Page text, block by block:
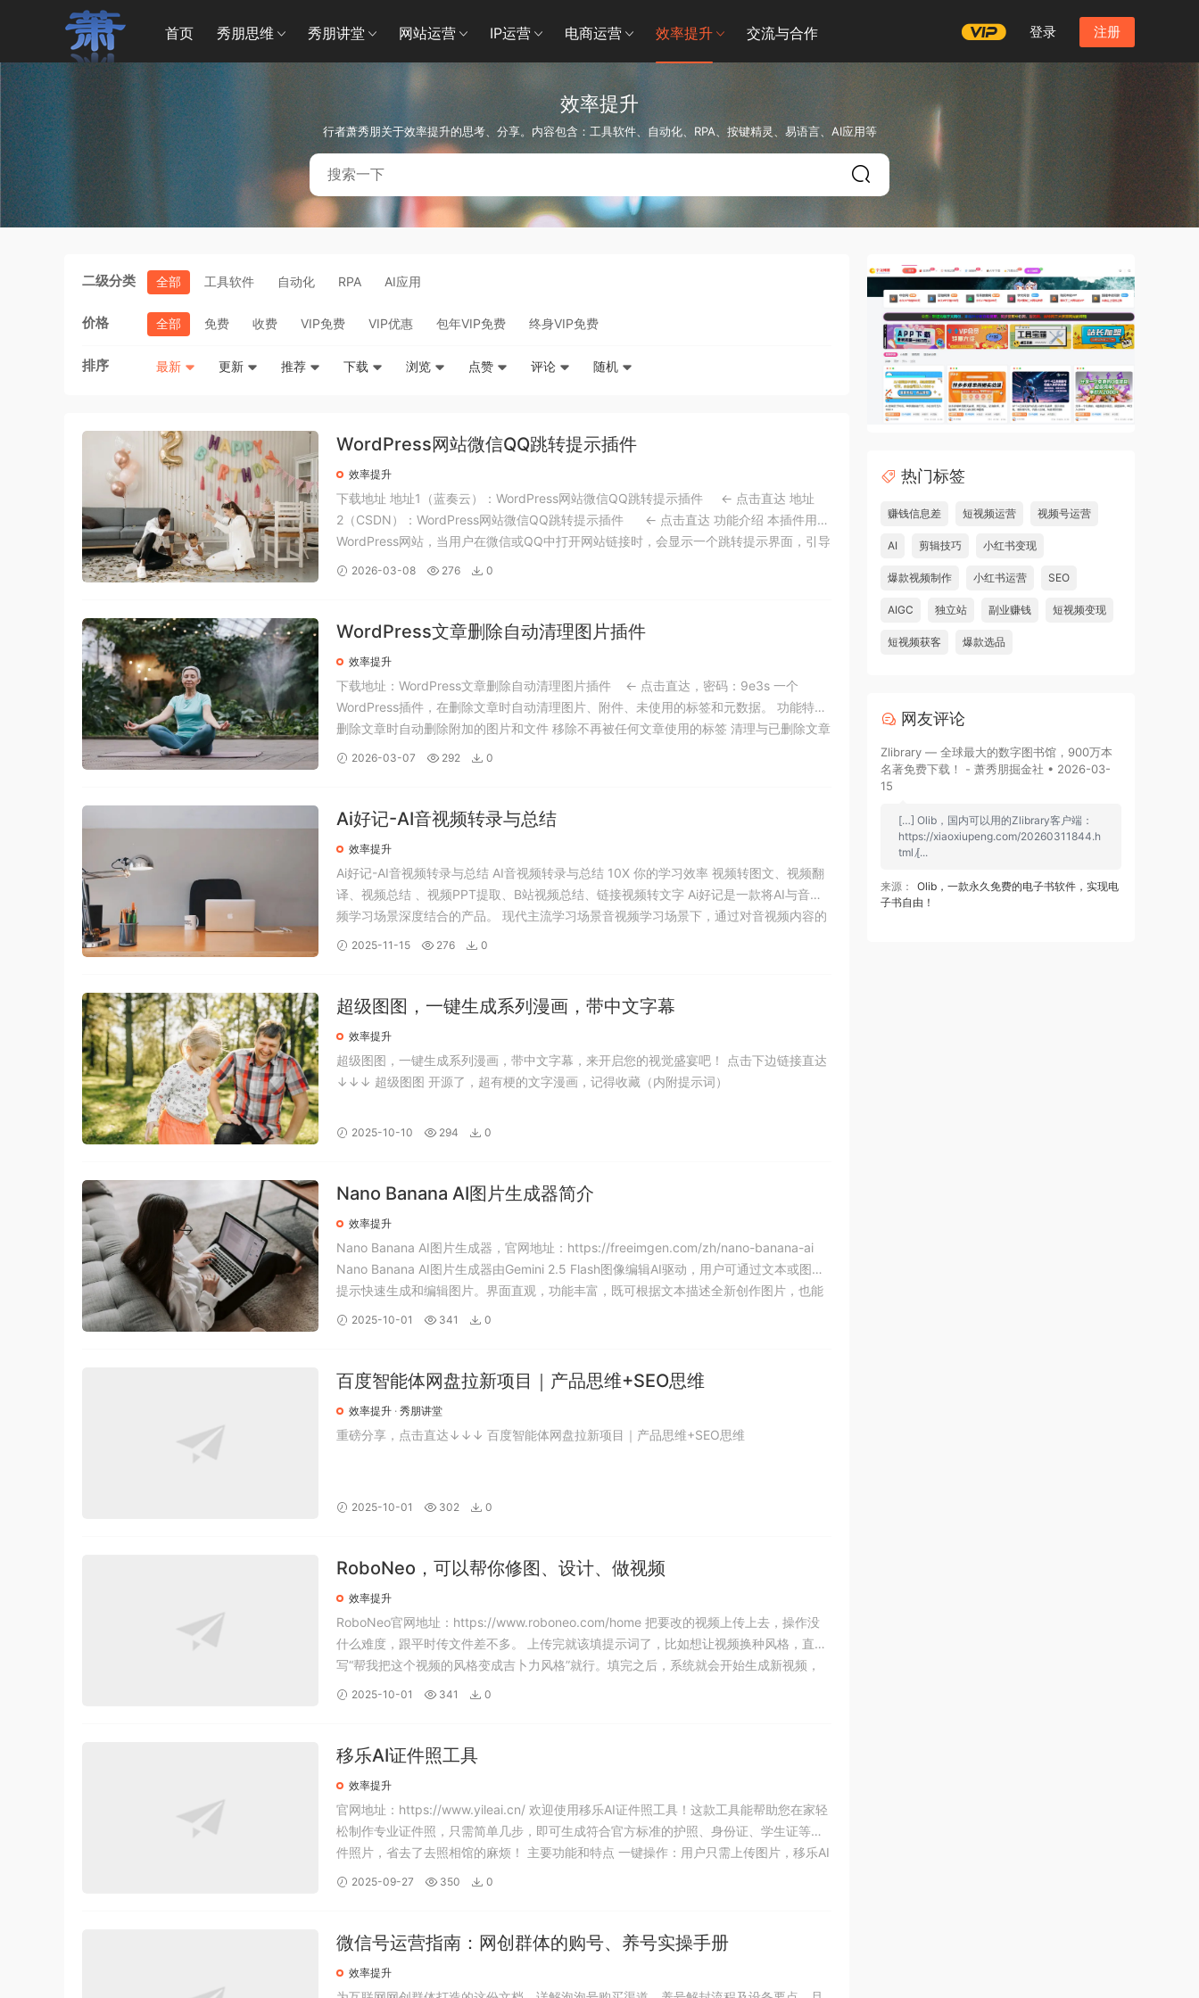
首页 秀朋思维 秀朋讲堂 网站运营 IP运营 电商运营 效率提升 交流与合作 登录 注册
效率提升
行者萧秀朋关于效率提升的思考、分享。内容包含：工具软件、自动化、RPA、按键精灵、易语言、AI应用等
二级分类 全部 工具软件 自动化 RPA AI应用
价格 全部 免费 收费 VIP免费 VIP优惠 包年VIP免费 终身VIP免费
排序 最新 更新 推荐 下载 浏览 点赞 评论 随机
WordPress网站微信QQ跳转提示插件
效率提升
下载地址 地址1（蓝奏云）：WordPress网站微信QQ跳转提示插件 ← 点击直达 地址
2（CSDN）：WordPress网站微信QQ跳转提示插件 ← 点击直达 功能介绍 本插件用于
WordPress网站，当用户在微信或QQ中打开网站链接时，会显示一个跳转提示界面，引导
用户在浏览器中打开链接。 主要功能 检测用户是否在微信或QQ中打开链接...
2026-03-08 276 0
WordPress文章删除自动清理图片插件
效率提升
下载地址：WordPress文章删除自动清理图片插件 ← 点击直达，密码：9e3s 一个
WordPress插件，在删除文章时自动清理图片、附件、未使用的标签和元数据。 功能特点
删除文章时自动删除附加的图片和文件 移除不再被任何文章使用的标签 清理与已删除文章
关联的自定义字段和元数据 支持单篇文章删除和批量删除操作 可配置的选项，允许启用/
2026-03-07 292 0
Ai好记-AI音视频转录与总结
效率提升
Ai好记-AI音视频转录与总结 AI音视频转录与总结 10X 你的学习效率 视频转图文、视频翻
译、视频总结 、视频PPT提取、B站视频总结、链接视频转文字 Ai好记是一款将AI与音视
频学习场景深度结合的产品。 现代主流学习场景音视频学习场景下，通过对音视频内容的
解析，将枯燥，冗长的音视频学习资料转化为图文笔记、对话式播客、AI重点总结、思维
2025-11-15 276 0
超级图图，一键生成系列漫画，带中文字幕
效率提升
超级图图，一键生成系列漫画，带中文字幕，来开启您的视觉盛宴吧！ 点击下边链接直达
↓↓↓ 超级图图 开源了，超有梗的文字漫画，记得收藏（内附提示词）
2025-10-10 294 0
Nano Banana AI图片生成器简介
效率提升
Nano Banana AI图片生成器，官网地址：https://freeimgen.com/zh/nano-banana-ai
Nano Banana AI图片生成器由Gemini 2.5 Flash图像编辑AI驱动，用户可通过文本或图片
提示快速生成和编辑图片。界面直观，功能丰富，既可根据文本描述全新创作图片，也能
用创意滤镜和特效增强已有作品。无论是休闲用...
2025-10-01 341 0
百度智能体网盘拉新项目｜产品思维+SEO思维
效率提升 · 秀朋讲堂
重磅分享，点击直达↓↓↓ 百度智能体网盘拉新项目｜产品思维+SEO思维
2025-10-01 302 0
RoboNeo，可以帮你修图、设计、做视频
效率提升
RoboNeo官网地址：https://www.roboneo.com/home 把要改的视频上传上去，操作没
什么难度，跟平时传文件差不多。 上传完就该填提示词了，比如想让视频换种风格，直接
写“帮我把这个视频的风格变成吉卜力风格”就行。填完之后，系统就会开始生成新视频，
大概要等5分钟。 等生成完成，你会发现效果特别惊喜——视频里的动作完全没变形，画
2025-10-01 341 0
移乐AI证件照工具
效率提升
官网地址：https://www.yileai.cn/ 欢迎使用移乐AI证件照工具！这款工具能帮助您在家轻
松制作专业证件照，只需简单几步，即可生成符合官方标准的护照、身份证、学生证等证
件照片，省去了去照相馆的麻烦！ 主要功能和特点 一键操作：用户只需上传图片，移乐AI
会自动删除原有背景，将其替换为干净白色背景，无需手动编辑。 极致便捷：无需任何修
2025-09-27 350 0
微信号运营指南：网创群体的购号、养号实操手册
效率提升
热门标签
赚钱信息差 短视频运营 视频号运营
AI 剪辑技巧 小红书变现
爆款视频制作 小红书运营 SEO
AIGC 独立站 副业赚钱 短视频变现
短视频获客 爆款选品
网友评论
Zlibrary — 全球最大的数字图书馆，900万本
名著免费下载！ - 萧秀朋掘金社 • 2026-03-
15
[…] Olib，国内可以用的Zlibrary客户端：
https://xiaoxiupeng.com/20260311844.h
tml [̷...
来源：
Olib，一款永久免费的电子书软件，实现电
子书自由！